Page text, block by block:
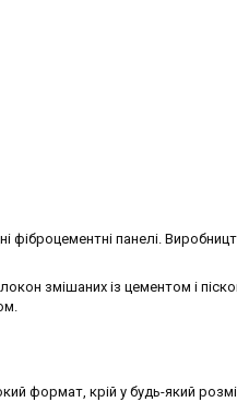
фіброцементні панелі.
змішаних із цементом і
формат, крій у будь-який